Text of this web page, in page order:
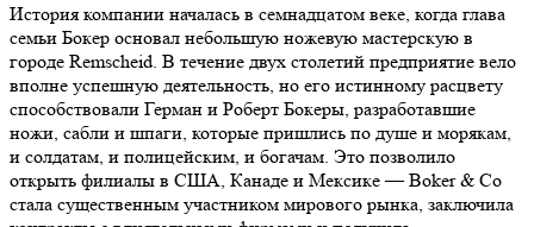
История компании началась в семнадцатом веке, когда глава
семьи Бокер основал небольшую ножевую мастерскую в
городе Remscheid. В течение двух столетий предприятие вело
вполне успешную деятельность, но его истинному расцвету
способствовали Герман и Роберт Бокеры, разработавшие
ножи, сабли и шпаги, которые пришлись по душе и морякам,
и солдатам, и полицейским, и богачам. Это позволило
открыть филиалы в США, Канаде и Мексике — Boker & Co
стала существенным участником мирового рынка, заключила